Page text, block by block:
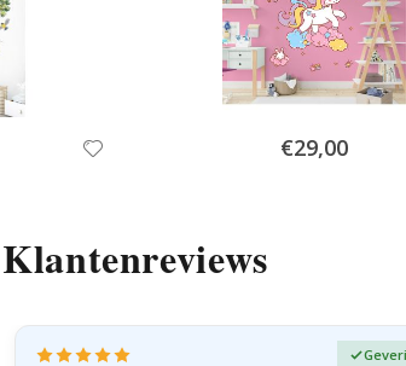
Special
Price
€29,00
Klantenreviews